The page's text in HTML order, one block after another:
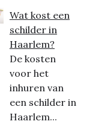
Wat kost een
schilder in
Haarlem?
De kosten
voor het
inhuren van
een schilder in
Haarlem...